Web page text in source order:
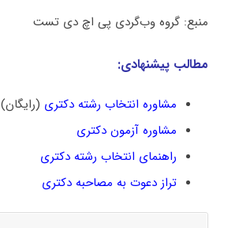
منبع: گروه وب‌گردی پی اچ دی تست
مطالب پیشنهادی:
مشاوره انتخاب رشته دکتری (رایگان)
مشاوره آزمون دکتری
راهنمای انتخاب رشته دکتری
تراز دعوت به مصاحبه دکتری